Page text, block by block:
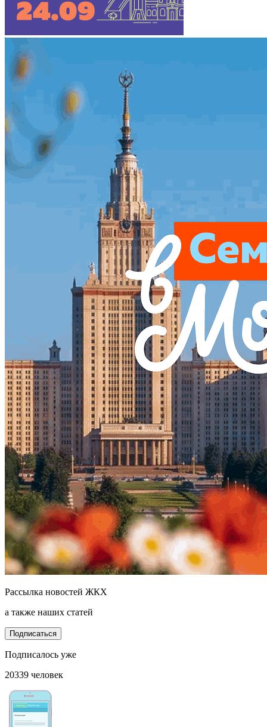
Рассылка новостей ЖКХ
а также наших статей
Подписаться
Подписалось уже
20339 человек